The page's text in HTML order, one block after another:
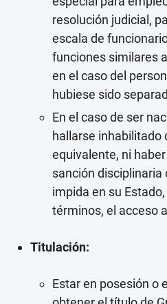
resolución judicial,
escala de
funciones similares
en el caso del
hubiese sido
En el caso de ser
hallarse inhabilitado
equivalente, ni
sanción disciplinaria
impida en su
términos, el acceso
Titulación:
Estar en posesión o